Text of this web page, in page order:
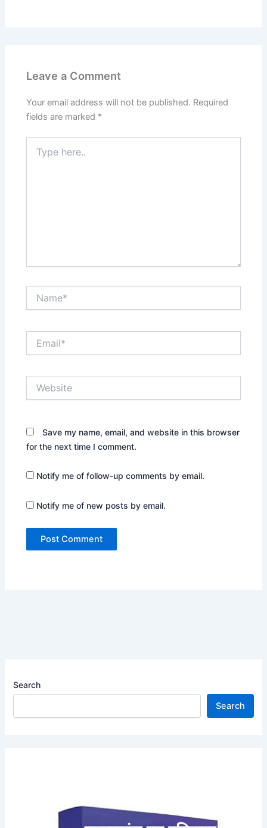
Leave a Comment
Your email address will not be published. Required
fields are marked *
here..
Save my name, email, and website in this browser
for the next time I comment.
Notify me of follow-up comments by email.
Notify me of new posts by email.
Search
Search